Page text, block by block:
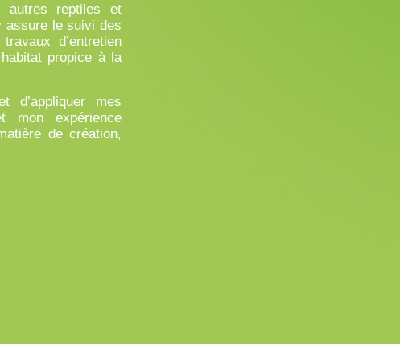
autres reptiles et
assure le suivi des
d’entretien
propice à la
mes
mon expérience
de création,